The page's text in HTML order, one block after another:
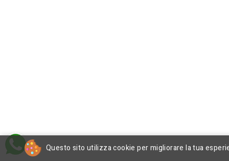
Questo sito utilizza cookie per migliorare la tua